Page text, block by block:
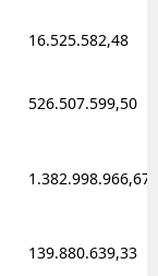
16.525.582,48
526.507.599,50
1.382.998.966,67
139.880.639,33